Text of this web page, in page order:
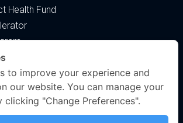
Health Fund
to improve your experience and
our website. You can manage your
clicking "Change Preferences".